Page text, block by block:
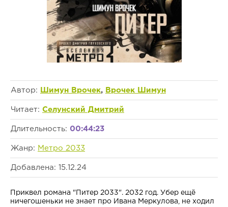
Автор: Шимун Врочек, Врочек Шимун
Читает: Селунский Дмитрий
Длительность: 00:44:23
Жанр: Метро 2033
Добавлена: 15.12.24
Приквел романа "Питер 2033". 2032 год. Убер ещё
ничегошеньки не знает про Ивана Меркулова, не ходил